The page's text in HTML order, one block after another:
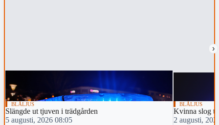
›
BLÅLJUS
Slängde ut tjuven i trädgården
5 augusti, 2026 08:05
BLÅLJUS
Kvinna slog
2 augusti,